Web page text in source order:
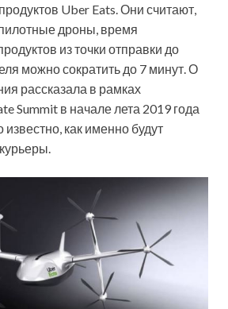
Uber Eats. Они считают,
дроны, время
из точки отправки до
можно сократить до 7 минут. О
рассказала в рамках
Summit в начале лета 2019 года
известно, как именно будут